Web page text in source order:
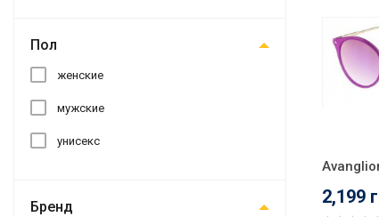
Пол
женские
мужские
унисекс
Бренд 2,199